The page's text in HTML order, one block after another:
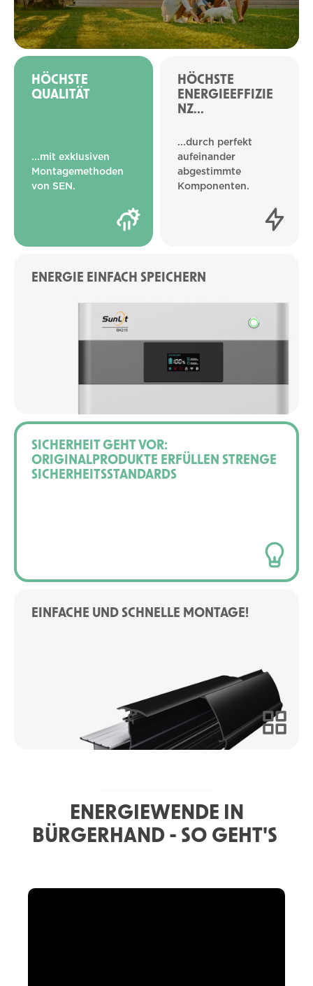
SICHERHEIT GEHT VOR:
ORIGINALPRODUKTE ERFÜLLEN STRENGE
SICHERHEITSSTANDARDS
EINFACHE UND SCHNELLE MONTAGE!
HÖCHSTE
QUALITÄT
...mit exklusiven
Montagemethoden
von SEN.
HÖCHSTE
ENERGIEEFFIZIE
NZ...
...durch perfekt
aufeinander
abgestimmte
Komponenten.
ENERGIE EINFACH SPEICHERN
ENERGIEWENDE IN
BÜRGERHAND - SO GEHT'S